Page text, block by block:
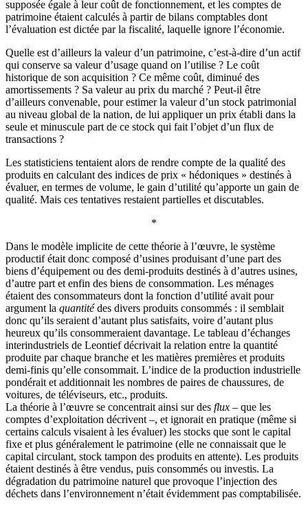
supposée égale à leur coût de fonctionnement, et les comptes de
patrimoine étaient calculés à partir de bilans comptables dont
l’évaluation est dictée par la fiscalité, laquelle ignore l’économie.
Quelle est d’ailleurs la valeur d’un patrimoine, c’est-à-dire d’un actif
qui conserve sa valeur d’usage quand on l’utilise ? Le coût
historique de son acquisition ? Ce même coût, diminué des
amortissements ? Sa valeur au prix du marché ? Peut-il être
d’ailleurs convenable, pour estimer la valeur d’un stock patrimonial
au niveau global de la nation, de lui appliquer un prix établi dans la
seule et minuscule part de ce stock qui fait l’objet d’un flux de
transactions ?
Les statisticiens tentaient alors de rendre compte de la qualité des
produits en calculant des indices de prix « hédoniques » destinés à
évaluer, en termes de volume, le gain d’utilité qu’apporte un gain de
qualité. Mais ces tentatives restaient partielles et discutables.
*
Dans le modèle implicite de cette théorie à l’œuvre, le système
productif était donc composé d’usines produisant d’une part des
biens d’équipement ou des demi-produits destinés à d’autres usines,
d’autre part et enfin des biens de consommation. Les ménages
étaient des consommateurs dont la fonction d’utilité avait pour
argument la quantitédes divers produits consommés : il semblait
donc qu’ils seraient d’autant plus satisfaits, voire d’autant plus
heureux qu’ils consommeraient davantage. Le tableau d’échanges
interindustriels de Leontief décrivait la relation entre la quantité
produite par chaque branche et les matières premières et produits
demi-finis qu’elle consommait. L’indice de la production industrielle
pondérait et additionnait les nombres de paires de chaussures, de
voitures, de téléviseurs, etc., produits.
La théorie à l’œuvre se concentrait ainsi sur des flux – que les
comptes d’exploitation décrivent –, et ignorait en pratique (même si
certains calculs visaient à les évaluer) les stocks que sont le capital
fixe et plus généralement le patrimoine (elle ne connaissait que le
capital circulant, stock tampon des produits en attente). Les produits
étaient destinés à être vendus, puis consommés ou investis. La
dégradation du patrimoine naturel que provoque l’injection des
déchets dans l’environnement n’était évidemment pas comptabilisée.